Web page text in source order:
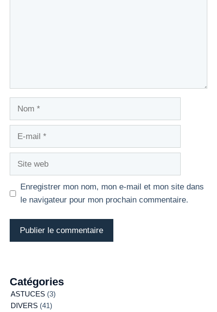
Nom
Site
Enregistrer mon nom, mon e-mail et mon site dans
le navigateur pour mon prochain commentaire.
Catégories
ASTUCES(3)
DIVERS(41)